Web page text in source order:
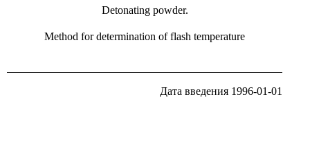
Detonating powder.
Method for determination of flash temperature
Дата введения 1996-01-01